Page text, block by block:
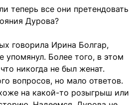
теперь все они претендовать
Дурова?
говорила Ирина Болгар,
упомянул. Более того, в этом
никогда не был женат.
вопросов, но мало ответов.
на какой-то розыгрыш или